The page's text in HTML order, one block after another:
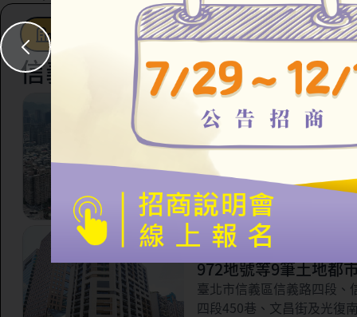
駐地工作站 社會住宅
信義區
臺北市信義區虎林段
147地號等45筆土地
市更新案
臺北市信義區永吉路321巷
林街56巷以南，虎林街以西
路以北所圍之部分街廓範圍
臺北市信義區三興段
972地號等9筆土地都
案
臺北市信義區信義路四段、
四段450巷、文昌街及光復